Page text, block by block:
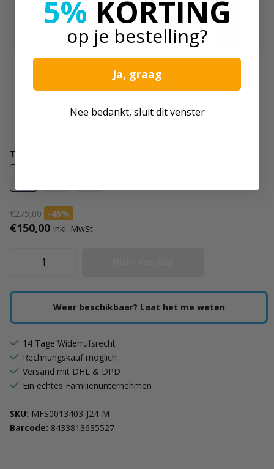
Einzigartiges Design
ECOflex 2 Material
Treffen Sie eine Entscheidung
€275,00 -45%
€150,00 Inkl. MwSt
Weer beschikbaar? Laat het me weten
14 Tage Widerrufsrecht
Rechnungskauf möglich
Versand mit DHL & DPD
Ein echtes Familienunternehmen
SKU: MFS0013403-J24-M
Barcode: 8433813635527
5% KORTING
op je bestelling?
Ja, graag
Nee bedankt, sluit dit venster